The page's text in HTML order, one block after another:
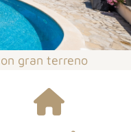
gran terreno